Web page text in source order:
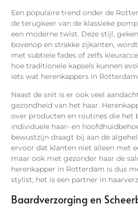
Een populaire trend onder de
de terugkeer van de klassieke
een moderne twist. Deze stijl,
bovenop en strakke zijkanten,
met subtiele fades of zelfs
hoe traditionele kapsels kunnen
iets wat herenkappers in
Naast de snit is er ook veel
gezondheid van het haar.
over producten en routines die het
individuele haar- en
bewustzijn draagt bij aan de
ervoor dat klanten niet alleen met
maar ook met gezonder haar de
herenkapper in Rotterdam is dus
stylist; het is een partner in
Baardverzorging en